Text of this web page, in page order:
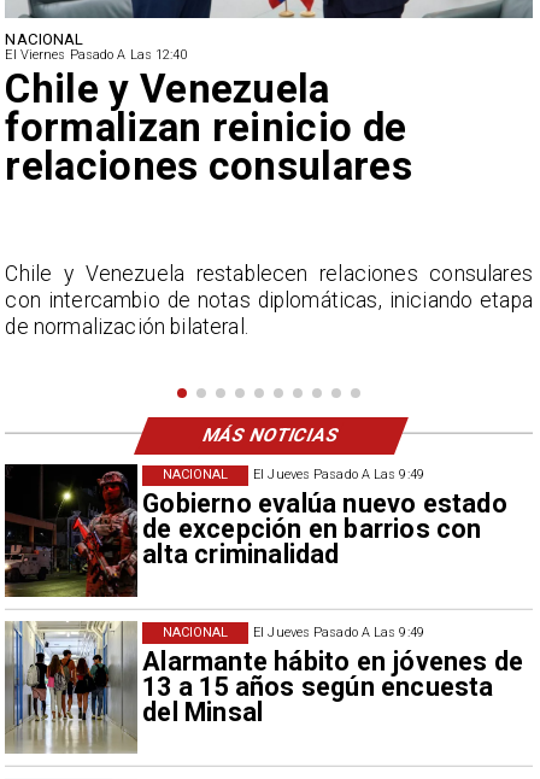
El Jueves Pasado A Las 9:49
Gobierno evalúa nuevo estado
de excepción en barrios con
alta criminalidad
NACIONAL
El Jueves Pasado A Las 9:49
Alarmante hábito en jóvenes de
13 a 15 años según encuesta
del Minsal
NACIONAL
NACIONAL
El Viernes Pasado A Las 12:40
Feriantes rechazan dichos
de Camila Flores sobre
Fabiola Campillai
La Confederación Nacional de Ferias Libres (ASOF)
considera inaceptable que se refieran a Fabiola
Campillai como 'señora de feria', expresión utilizada
MÁS NOTICIAS